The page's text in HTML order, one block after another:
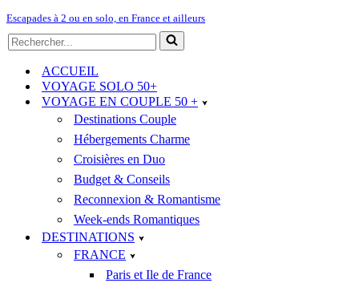
Escapades à 2 ou en solo, en France et ailleurs
Rechercher...
ACCUEIL
VOYAGE SOLO 50+
VOYAGE EN COUPLE 50 +
Destinations Couple
Hébergements Charme
Croisières en Duo
Budget & Conseils
Reconnexion & Romantisme
Week-ends Romantiques
DESTINATIONS
FRANCE
Paris et Ile de France